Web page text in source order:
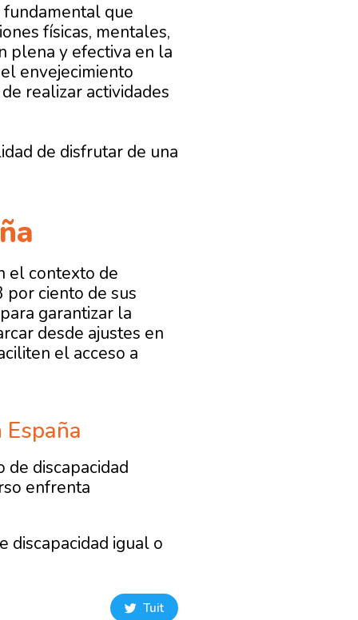
que
físicas, mentales,
plena y efectiva en la
envejecimiento
realizar actividades
de disfrutar de una
el contexto de
ciento de sus
garantizar la
desde ajustes en
el acceso a
discapacidad
enfrenta
discapacidad igual o
Tuit